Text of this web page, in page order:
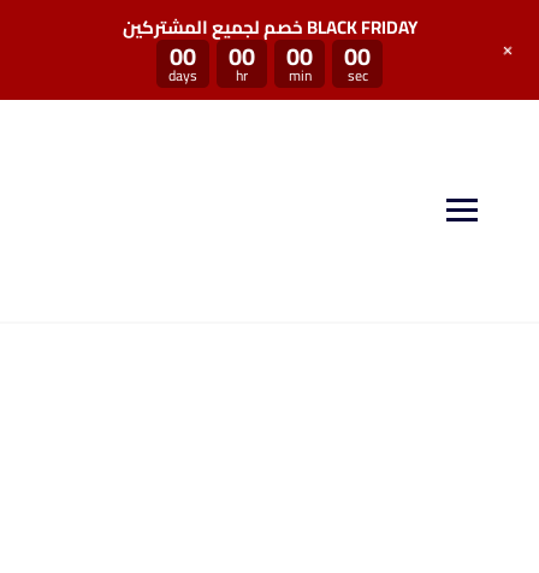
خصم لجميع المشتركين BLACK FRIDAY
00
days 00
hr 00
min 00
sec
+